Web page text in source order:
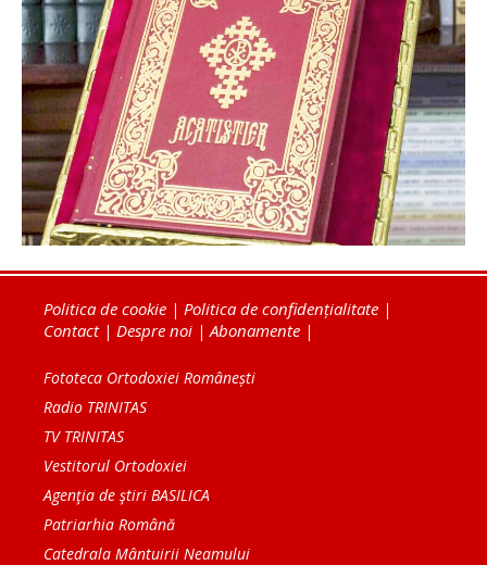
Politica de cookie | Politica de confidențialitate |
Contact| Despre noi |Abonamente |
Fototeca Ortodoxiei Românești
Radio TRINITAS
TV TRINITAS
Vestitorul Ortodoxiei
Agenţia de ştiri BASILICA
Patriarhia Română
Catedrala Mântuirii Neamului